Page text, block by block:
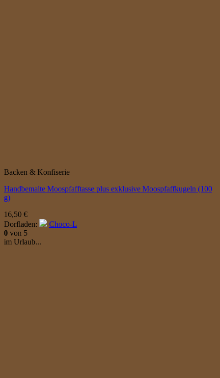
Backen & Konfiserie
Handbemalte Moospfafftasse plus exklusive Moospfaffkugeln (100
g)
16,50 €
Dorfladen:
Choco-L
0 von 5
im Urlaub...